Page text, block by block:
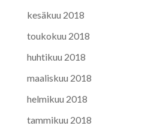
kesäkuu 2018
toukokuu 2018
huhtikuu 2018
maaliskuu 2018
helmikuu 2018
tammikuu 2018